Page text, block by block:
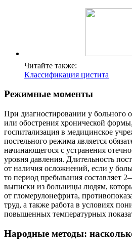
Читайте также:
Классификация цистита
Режимные моменты
При диагностировании у больного
или обострения хронической
госпитализация в медицинское
постельного режима является
начинающегося с устранения
уровня давления. Длительность
от наличия осложнений, если у
то период пребывания составляет
выписки из больницы людям,
от гломерулонефрита,
труд, а также работа в условиях
повышенных температурных
Народные методы: